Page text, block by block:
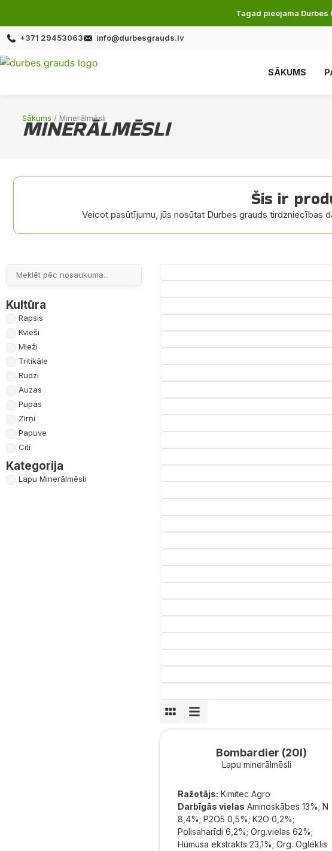
Tagad pieejama
+371 29453063 info@durbesgrauds.lv
SĀKUMS
Sākums / Minerālmēsli
MINERĀLMĒSLI
Šis ir
Veicot pasūtījumu, jūs nosūtat Durbes grauds tirdzniecības
Kultūra
Rapsis
Kvieši
Mieži
Tritikāle
Rudzi
Auzas
Pupas
Zirņi
Papuve
Citi
Kategorija
Lapu Minerālmēsli
Bombardier (20l)
Lapu minerālmēsli
Ražotājs: Kimitec Agro
Darbīgās vielas Aminoskābes 13%; N
8,4%; P2O5 0,5%; K2O 0,2%;
Polisaharīdi 6,2%; Org.vielas 62%;
Humusa ekstrakts 23,1%; Org. Ogleklis